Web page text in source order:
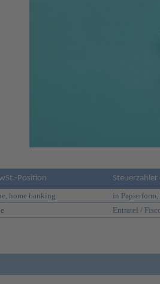
Position
home banking
in
Entratel /